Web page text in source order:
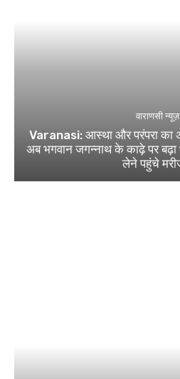
वाराणसी न्यूज़
Varanasi: आस्था और परंपरा का
अब भगवान जगन्नाथ के काढ़े पर बढ़ा
लेने पहुंचे